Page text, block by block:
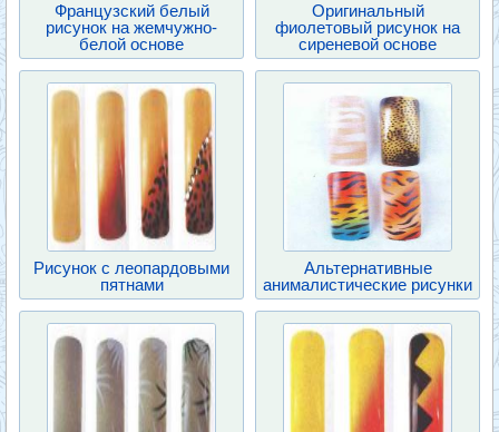
Французский белый
рисунок на жемчужно-
белой основе
Оригинальный
фиолетовый рисунок на
сиреневой основе
Рисунок с леопардовыми
пятнами
Альтернативные
анималистические рисунки